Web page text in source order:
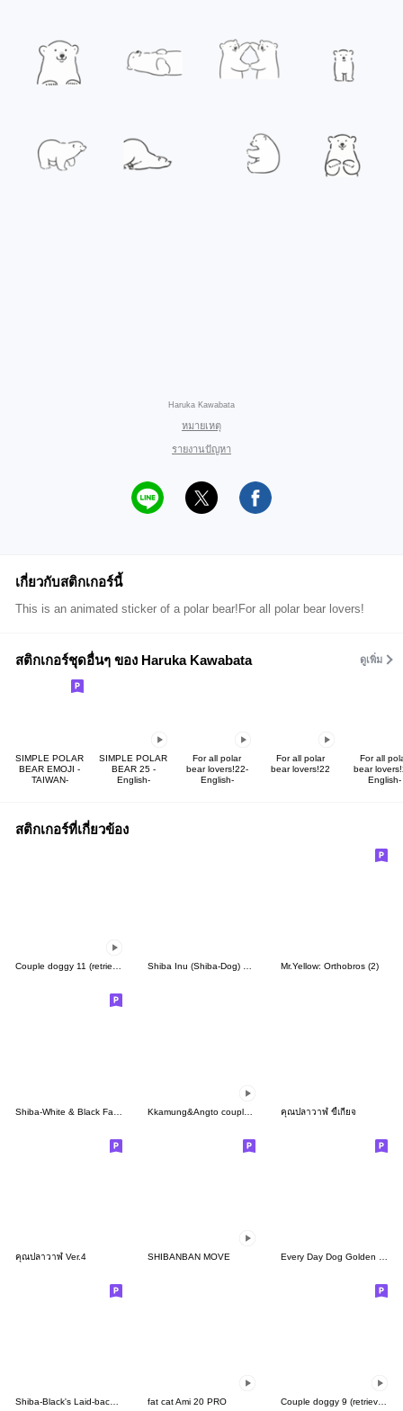
Haruka Kawabata
หมายเหตุ
รายงานปัญหา
เกี่ยวกับสติกเกอร์นี้
This is an animated sticker of a polar bear!For all polar bear lovers!
สติกเกอร์ชุดอื่นๆ ของ Haruka Kawabata ดูเพิ่ม
SIMPLE POLAR
BEAR EMOJI -
TAIWAN-
SIMPLE POLAR
BEAR 25 -
English-
For all polar
bear lovers!22-
English-
For all polar
bear lovers!22
For all
bear
English-
สติกเกอร์ที่เกี่ยวข้อง
Couple doggy 11 (retriever) Shiba Inu (Shiba-Dog) stickers - vol.5 Mr.Yellow: Orthobros (2)
คุณปลาวาฬ ขี้เกียจ
คุณปลาวาฬ Ver.4 SHIBANBAN MOVE
Shiba-Black's Laid-back Life [EN] fat cat Ami 20 PRO Couple doggy 9 (retriever)